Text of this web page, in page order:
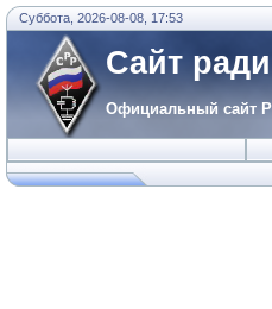
Суббота, 2026-08-08, 17:53
Сайт
Официальный сайт